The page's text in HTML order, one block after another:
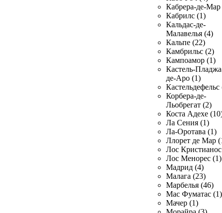
Кабрера-де-Мар
Кабрилс (1)
Кальдас-де-
Малавелья (4)
Кальпе (22)
Камбрильс (2)
Кампоамор (1)
Кастель-
де-Аро (1)
Кастельдефельс
Корбера-де-
Льобрегат (2)
Коста Адехе
Ла Сения (1)
Ла-Оротава (1)
Ллорет де Мар
Лос
Лос Менорес (1)
Мадрид (4)
Малага (23)
Марбелья (46)
Мас Фуматас (1)
Мачер (1)